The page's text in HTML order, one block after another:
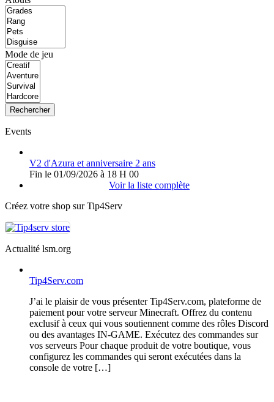
Mode de jeu
Rechercher
Events
V2 d'Azura et anniversaire 2 ans
Fin le 01/09/2026 à 18 H 00
Voir la liste complète
Créez votre shop sur Tip4Serv
Actualité lsm.org
Tip4Serv.com
J’ai le plaisir de vous présenter Tip4Serv.com, plateforme de
paiement pour votre serveur Minecraft. Offrez du contenu
exclusif à ceux qui vous soutiennent comme des rôles Discord
ou des avantages IN-GAME. Exécutez des commandes sur
vos serveurs Pour chaque produit de votre boutique, vous
configurez les commandes qui seront exécutées dans la
console de votre […]